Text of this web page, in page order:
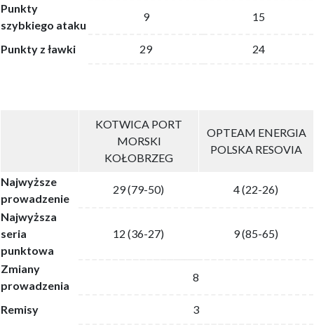
Punkty
szybkiego ataku
9 15
Punkty z ławki 29 24
KOTWICA PORT
MORSKI
KOŁOBRZEG
OPTEAM ENERGIA
POLSKA RESOVIA
Najwyższe
prowadzenie
29 (79-50) 4 (22-26)
Najwyższa
seria
punktowa
12 (36-27) 9 (85-65)
Zmiany
prowadzenia
8
Remisy
3